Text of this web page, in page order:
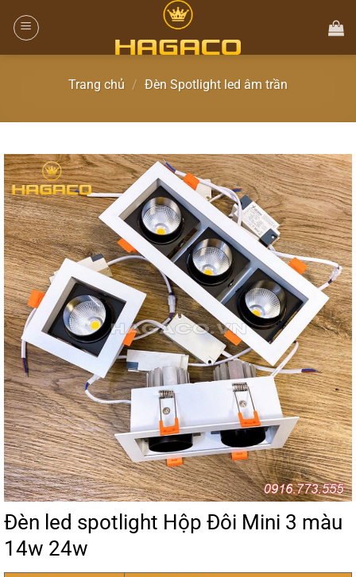
Trang chủ / Đèn Spotlight led âm trần
Đèn led spotlight Hộp Đôi Mini 3 màu
14w 24w